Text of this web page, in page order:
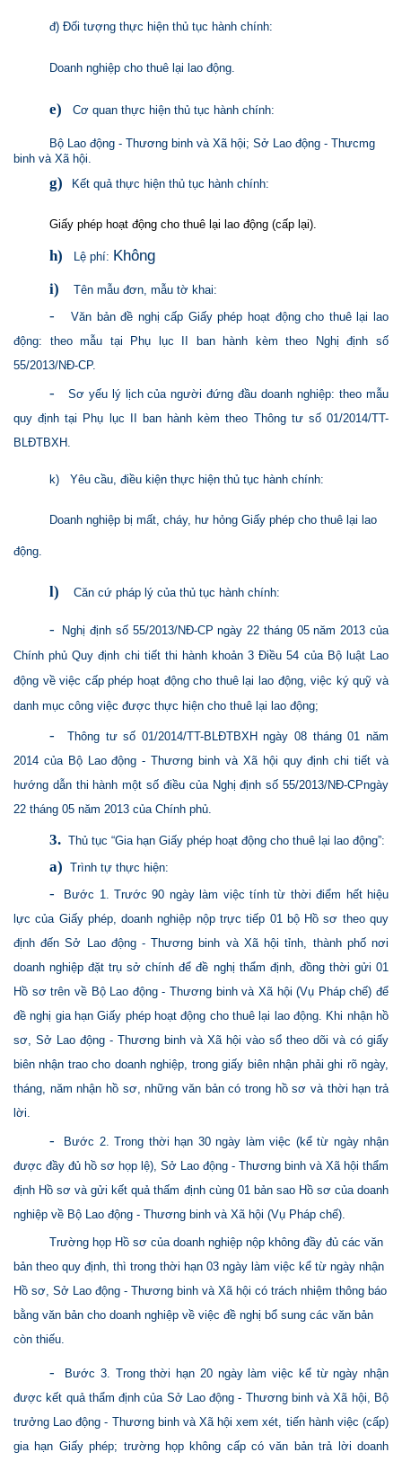
đ) Đối tượng thực hiện thủ tục hành chính:
Doanh nghiệp cho thuê lại lao động.
e) Cơ quan thực hiện thủ tục hành chính:
Bộ Lao động - Thương binh và Xã hội; Sở Lao động - Thưcmg
binh và Xã hội.
g) Kết quả thực hiện thủ tục hành chính:
Giấy phép hoạt động cho thuê lại lao động (cấp lại).
h) Lệ phí: Không
i) Tên mẫu đơn, mẫu tờ khai:
-
Văn bản đề nghị cấp Giấy phép hoạt động cho thuê lại lao
động: theo mẫu tại Phụ lục II ban hành kèm theo Nghị định số
55/2013/NĐ-CP.
-
Sơ yếu lý lịch của người đứng đầu doanh nghiệp: theo mẫu
quy định tại Phụ lục II ban hành kèm theo Thông tư số 01/2014/TT-
BLĐTBXH.
k) Yêu cầu, điều kiện thực hiện thủ tục hành chính:
Doanh nghiệp bị mất, cháy, hư hỏng Giấy phép cho thuê lại lao
động.
l) Căn cứ pháp lý của thủ tục hành chính:
-
Nghị định số 55/2013/NĐ-CP ngày 22 tháng 05 năm 2013 của
Chính phủ Quy định chi tiết thi hành khoản 3 Điều 54 của Bộ luật Lao
động về việc cấp phép hoạt động cho thuê lại lao động, việc ký quỹ và
danh mục công việc được thực hiện cho thuê lại lao động;
-
Thông tư số 01/2014/TT-BLĐTBXH ngày 08 tháng 01 năm
2014 của Bộ Lao động - Thương binh và Xã hội quy định chi tiết và
hướng dẫn thi hành một số điều của Nghị định số 55/2013/NĐ-CPngày
22 tháng 05 năm 2013 của Chính phủ.
3. Thủ tục “Gia hạn Giấy phép hoạt động cho thuê lại lao động”:
a) Trình tự thực hiện:
-
Bước 1. Trước 90 ngày làm việc tính từ thời điểm hết hiệu
lực của Giấy phép, doanh nghiệp nộp trực tiếp 01 bộ Hồ sơ theo quy
định đến Sở Lao động - Thương binh và Xã hội tỉnh, thành phố nơi
doanh nghiệp đặt trụ sở chính để đề nghị thẩm định, đồng thời gửi 01
Hồ sơ trên về Bộ Lao động - Thương binh và Xã hội (Vụ Pháp chế) để
đề nghị gia hạn Giấy phép hoạt động cho thuê lại lao động. Khi nhận hồ
sơ, Sở Lao động - Thương binh và Xã hội vào sổ theo dõi và có giấy
biên nhận trao cho doanh nghiệp, trong giấy biên nhận phải ghi rõ ngày,
tháng, năm nhận hồ sơ, những văn bản có trong hồ sơ và thời hạn trả
lời.
-
Bước 2. Trong thời hạn 30 ngày làm việc (kể từ ngày nhận
được đầy đủ hồ sơ họp lệ), Sở Lao động - Thương binh và Xã hội thẩm
định Hồ sơ và gửi kết quả thấm định cùng 01 bản sao Hồ sơ của doanh
nghiệp về Bộ Lao động - Thương binh và Xã hội (Vụ Pháp chế).
Trường họp Hồ sơ của doanh nghiệp nộp không đầy đủ các văn
bản theo quy định, thì trong thời hạn 03 ngày làm việc kể từ ngày nhận
Hồ sơ, Sở Lao động - Thương binh và Xã hội có trách nhiệm thông báo
bằng văn bản cho doanh nghiệp về việc đề nghị bổ sung các văn bản
còn thiếu.
-
Bước 3. Trong thời hạn 20 ngày làm việc kể từ ngày nhận
được kết quả thẩm định của Sở Lao động - Thương binh và Xã hội, Bộ
trưởng Lao động - Thương binh và Xã hội xem xét, tiến hành việc (cấp)
gia hạn Giấy phép; trường họp không cấp có văn bản trả lời doanh